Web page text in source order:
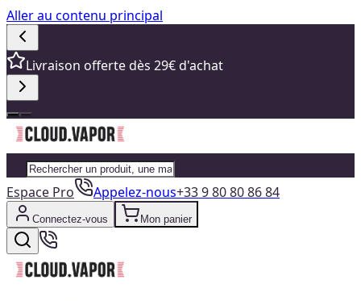
Aller au contenu principal
Livraison offerte dès 29€ d'achat
Espace Pro Appelez-nous+33 9 80 80 86 84
Connectez-vous Mon panier